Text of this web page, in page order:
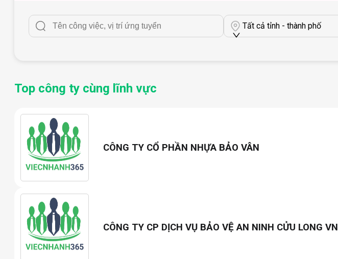
Tất cả tỉnh - thành phố
Top công ty cùng lĩnh vực
CÔNG TY CỔ PHẦN NHỰA BẢO VÂN
CÔNG TY CP DỊCH VỤ BẢO VỆ AN NINH CỬU LONG VN